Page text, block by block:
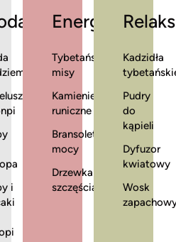
i
Energia
Tybetańskie
misy
Kamienie
runiczne
Bransoletki
mocy
Drzewka
szczęścia
Relaks
Kadzidła
Pudry
do
kąpieli
Dyfuzor
kwiatowy
Wosk